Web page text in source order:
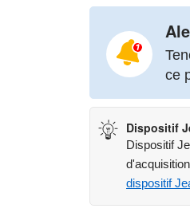
PROFITEZ EN
(Ref.1154/1133-
Les informations
ce
Dispositif
Dispositif
dispositif